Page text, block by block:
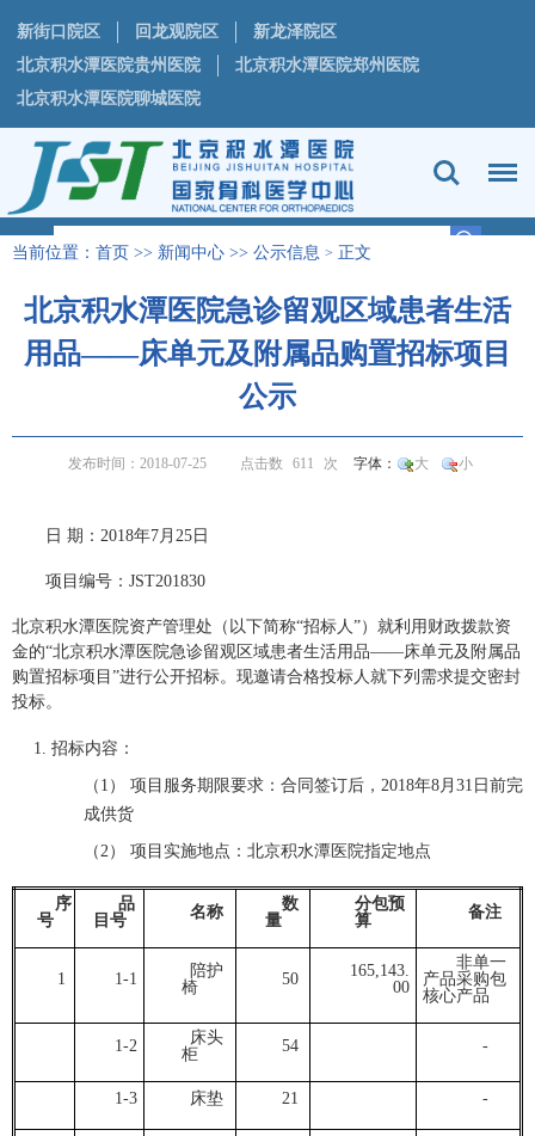
新街口院区 回龙观院区
新龙泽院区
北京积水潭医院贵州医院
北京积水潭医院郑州医院
北京积水潭医院聊城医院
当前位置： 首页 >> 新闻中心 >> 公示信息 > 正文
北京积水潭医院急诊留观区域患者生活
用品——床单元及附属品购置招标项目
公示
发布时间：2018-07-25 点击数 611 次 字体： 大 小
日 期：2018年7月 25 日
项目 编号： JST201830
北京积水潭医院资产管理处（ 以下简称“招标人”）就利用财政拨款资
金的“北京积水潭医院急诊留观区域患者生活用品——床单元及附属品
购置招标项目 ”进行公开招标。现邀请合格投标人就下列需求提交密封
投标。
1. 招标内容：
（1） 项目服务期限要求：合同签订后，2018年8月31日前完
成供货
（2） 项目实施地点： 北京积水潭医院指定地点
序
号
品
目号
名称
数
量
分包预
算
备注
1 1-1
陪护
椅
50
165,143.
00
非单一
产品采购包
核心产品
1-2
床头
柜
54 -
1-3 床垫 21 -